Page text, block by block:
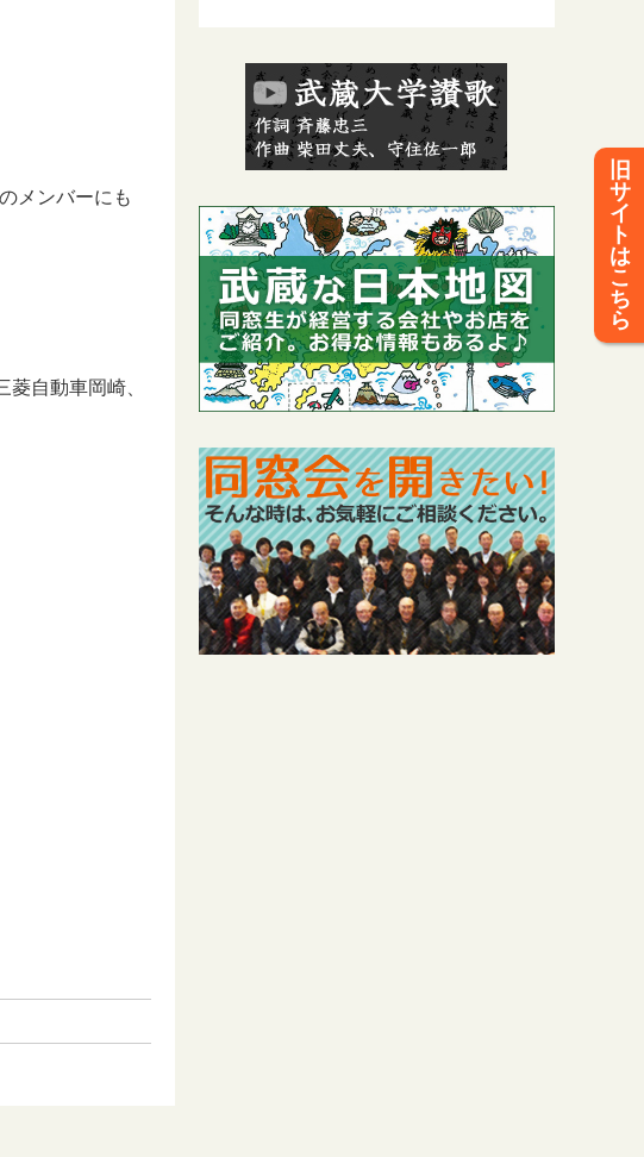
メンバーにも
自動車岡崎、
旧
サ
イ
ト
は
こ
ち
ら